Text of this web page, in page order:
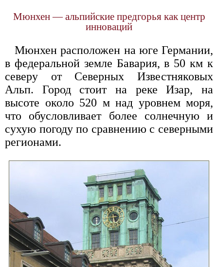
Мюнхен — альпийские предгорья как центр
инноваций
Мюнхен расположен на юге Германии,
в федеральной земле Бавария, в 50 км к
северу от Северных Известняковых
Альп. Город стоит на реке Изар, на
высоте около 520 м над уровнем моря,
что обусловливает более солнечную и
сухую погоду по сравнению с северными
регионами.